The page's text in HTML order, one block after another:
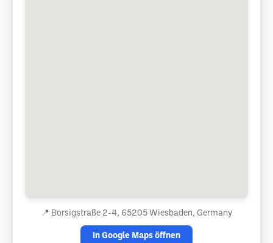
📍 Borsigstraße 2-4, 65205 Wiesbaden, Germany
In Google Maps öffnen